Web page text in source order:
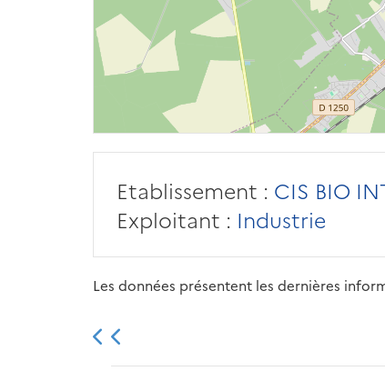
Etablissement : CIS BIO
Exploitant : Industrie
Les données présentent les dernières